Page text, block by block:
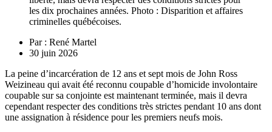
les dix prochaines années. Photo : Disparition et affaires
criminelles québécoises.
Par : René Martel
30 juin 2026
La peine d’incarcération de 12 ans et sept mois de John Ross
Weizineau qui avait été reconnu coupable d’homicide involontaire
coupable sur sa conjointe est maintenant terminée, mais il devra
cependant respecter des conditions très strictes pendant 10 ans dont
une assignation à résidence pour les premiers neufs mois.